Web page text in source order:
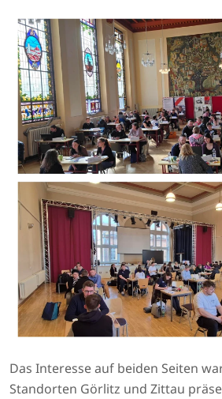
Das Interesse auf beiden Seiten
Standorten Görlitz und Zittau